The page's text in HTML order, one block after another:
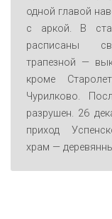
одной главой
с аркой. В
расписаны
трапезной —
кроме
Чурилково.
разрушен. 26
приход
храм —